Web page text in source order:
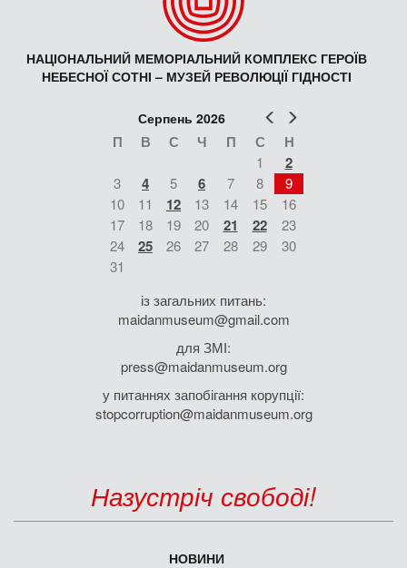
НАЦІОНАЛЬНИЙ МЕМОРІАЛЬНИЙ КОМПЛЕКС ГЕРОЇВ
НЕБЕСНОЇ СОТНІ – МУЗЕЙ РЕВОЛЮЦІЇ ГІДНОСТІ
Попер
Серпень 2026
П В С Ч П С Н
1 2
3 4 5 6 7 8
9
10
11 12 13 14 15
16
17
18 19 20 21 22
23
24
25 26 27 28 29
30
31
із загальних питань:
maidanmuseum@gmail.com
для ЗМІ:
press@maidanmuseum.org
у питаннях запобігання корупції:
stopcorruption@maidanmuseum.org
Назустріч свободі!
НОВИНИ